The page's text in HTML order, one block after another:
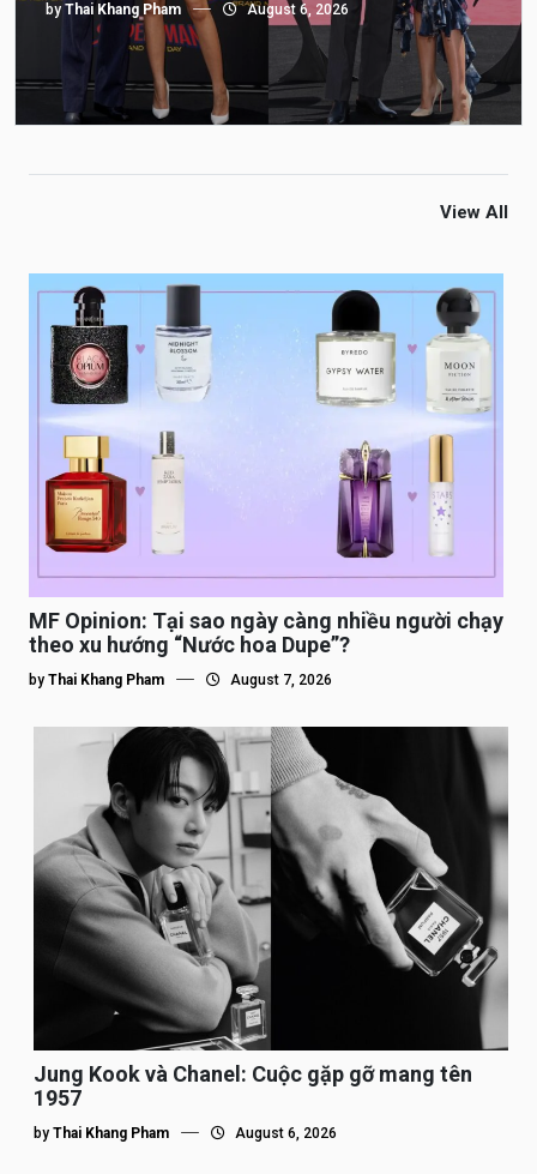
by Thai Khang Pham August 6, 2026
View All
MF Opinion: Tại sao ngày càng nhiều người chạy
theo xu hướng “Nước hoa Dupe”?
by Thai Khang Pham August 7, 2026
Jung Kook và Chanel: Cuộc gặp gỡ mang tên
1957
by Thai Khang Pham August 6, 2026